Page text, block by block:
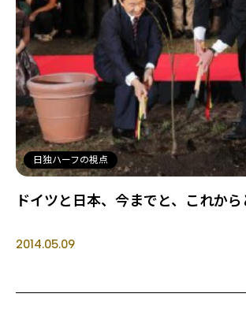
日独ハーフの視点
ドイツと日本、今までと、これから
2014.05.09